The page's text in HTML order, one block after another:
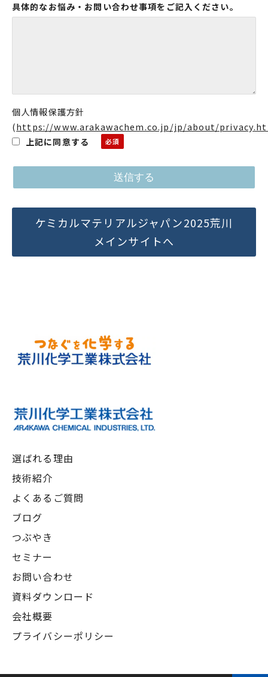
具体的なお悩み・お問い合わせ事項をご記入ください。
個人情報保護方針
(https://www.arakawachem.co.jp/jp/about/
上記に同意する
ケミカルマテリアルジャパン2025荒川
メインサイトへ
選ばれる理由
技術紹介
よくあるご質問
ブログ
つぶやき
セミナー
お問い合わせ
資料ダウンロード
会社概要
プライバシーポリシー